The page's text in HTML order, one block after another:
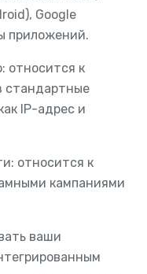
Google
приложений.
относится к
стандартные
IP-адрес и
относится к
кампаниями
ваши